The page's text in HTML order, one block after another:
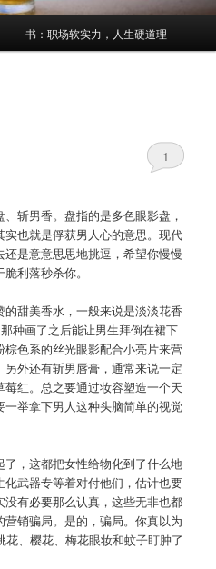
书：职场软实力，人生硬道理
1
斩男香。盘指的是多色眼影盘，
也就是俘获男人心的意思。现代
是意意思思地挑逗，希望你慢慢
利落秒杀你。
甜美香水，一般来说是淡淡花香
种画了之后能让男生拜倒在裙下
色系的丝光眼影配合小亮片来营
外还有斩男唇膏，通常来说一定
红。总之要通过妆容塑造一个天
举拿下男人这种头脑简单的视觉
，这都把女性给物化到了什么地
武器专等着对付他们，估计也要
有必要那么认真，这些无非也都
销骗局。是的，骗局。你真以为
、樱花、梅花眼妆和蚊子盯肿了